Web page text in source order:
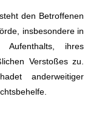
den Betroffenen
insbesondere in
Aufenthalts, ihres
Verstoßes zu.
anderweitiger